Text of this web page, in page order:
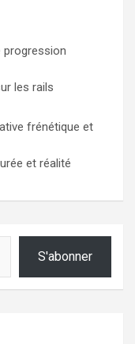
progression
les rails
frénétique et
et réalité
S'abonner